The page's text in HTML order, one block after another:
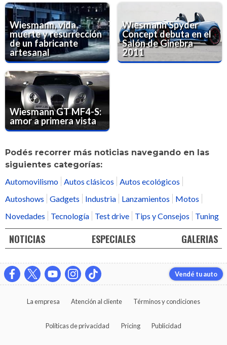
Wiesmann, vida,
muerte y resurrección
de un fabricante
artesanal
Wiesmann Spyder
Concept debuta en el
Salón de Ginebra
2011
Wiesmann GT MF4-S:
amor a primera vista
Podés recorrer más noticias navegando en las
siguientes categorías:
Automovilismo Autos clásicos
Autos ecológicos
Autoshows
Gadgets Industria Lanzamientos
Motos
Novedades
Tecnología Test drive Tips y Consejos Tuning
NOTICIAS ESPECIALES GALERIAS
Vendé tu auto
La empresa Atención al cliente Términos y condiciones
Políticas de privacidad Pricing Publicidad